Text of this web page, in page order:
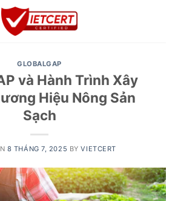
GLOBALGAP
và Hành Trình Xây
Hiệu Nông Sản
Sạch
8 THÁNG 7, 2025 BYVIETCERT